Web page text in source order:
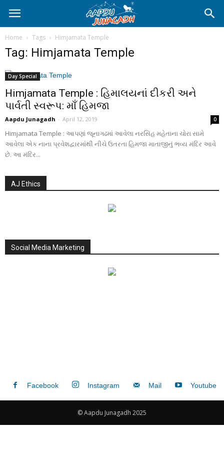
Home Tags Himjamata Temple
Tag: Himjamata Temple
Day Special
Himjamata Temple : હિમાલયનાં દીકરી અને
પાર્વતી સ્વરૂપ: માઁ હિમજા
Aapdu Junagadh - April 12, 2019 0
Himjamata Temple : આપણાં જૂનાગઢમાં આવેલા નરસિંહ મહેતાના ચોરા સામે
આવેલા એક નાના પ્રવેશદ્વારમાંથી નીચે ઉતરતા હિમજા માતાજીનું ભવ્ય મંદિર આવે
છે. આ મંદિર...
AJ Ethics
Social Media Marketing
Facebook Instagram Mail Youtube
© Aapdu Junagadh 2025